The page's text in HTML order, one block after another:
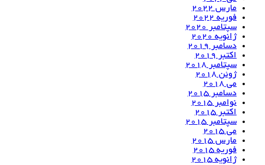
مارس 2022
فوریه 2022
سپتامبر 2020
ژانویه 2020
دسامبر 2019
اکتبر 2019
سپتامبر 2018
ژوئن 2018
می 2018
دسامبر 2015
نوامبر 2015
اکتبر 2015
سپتامبر 2015
می 2015
مارس 2015
فوریه 2015
ژانویه 2015